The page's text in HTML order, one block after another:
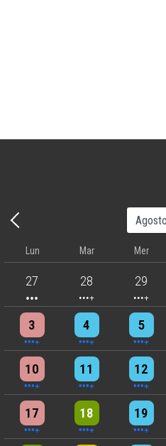
Precedente - Mese
Lun Mar Mer
27
3 events 28
4 events 29
5 events
3
4 events 4
4 events 5
7 events
10
5 events 11
7 events 12
6 events
17
5 events 18
6 events 19
7 events